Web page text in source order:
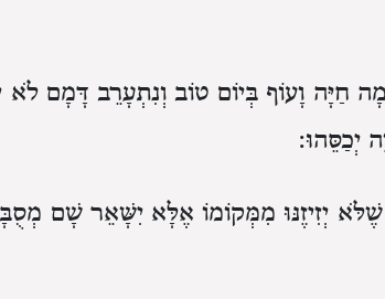
חַיָּה וָעוֹף בְּיוֹם טוֹב וְנִתְעָרֵב דָּמָם לֹא
יְכַסֵּהוּ:
יְזִיזֶנּוּ מִמְּקוֹמוֹ אֶלָּא יִשָּׁאֵר שָׁם